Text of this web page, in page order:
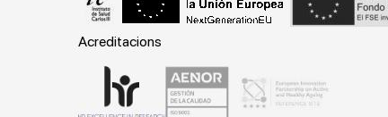
Acreditacions